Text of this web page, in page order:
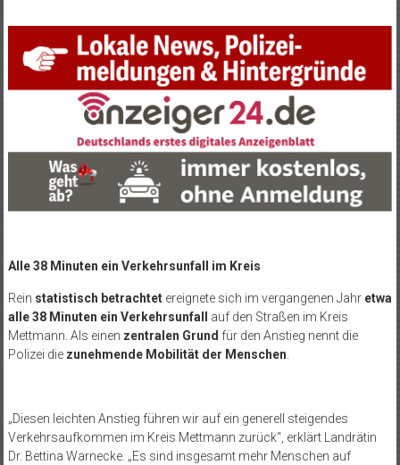
Alle 38 Minuten ein Verkehrsunfall im Kreis
Rein statistisch betrachtetereignete sich im vergangenen Jahr etwa
alle 38 Minuten ein Verkehrsunfall auf den Straßen im Kreis
Mettmann. Als einen zentralen Grund für den Anstieg nennt die
Polizei die zunehmende Mobilität der Menschen
„Diesen leichten Anstieg führen wir auf ein generell steigendes
Verkehrsaufkommen im Kreis Mettmann zurück“, erklärt Landrätin
Dr. Bettina Warnecke. „Es sind insgesamt mehr Menschen auf